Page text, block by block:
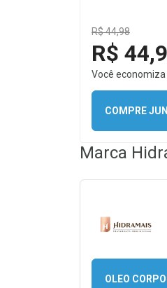
R$ 44,98
R$
Você economiza
COMPRE
Marca
OLEO